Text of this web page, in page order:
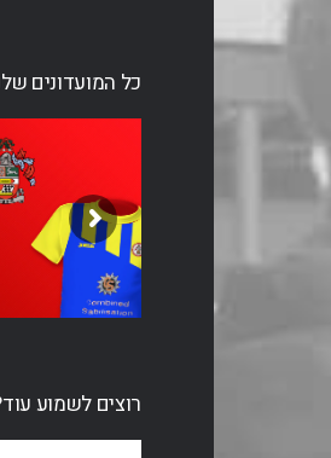
כל המועדונים
רוצים לשמוע